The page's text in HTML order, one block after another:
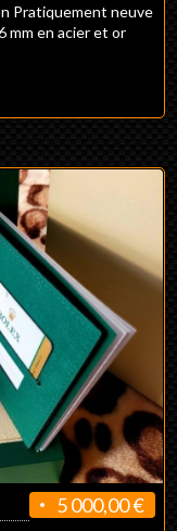
Pratiquement neuve
mm en acier et or
5 000,00 €